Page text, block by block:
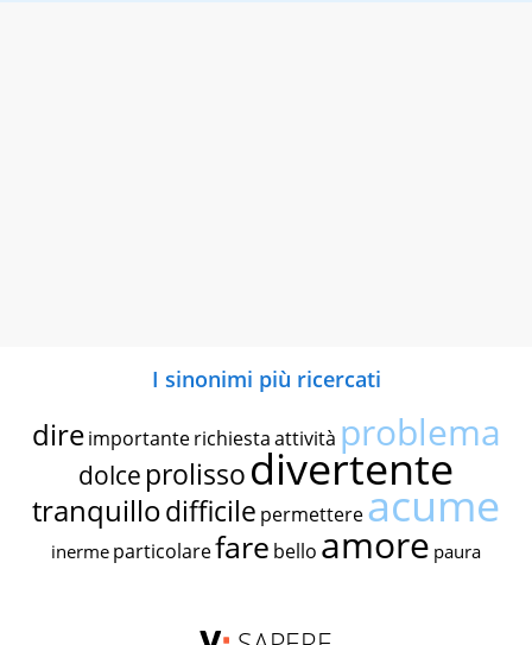
I sinonimi più ricercati
dire importante richiestaattività problema
dolce prolissodivertente
tranquillodifficile permettereacume
inerme particolarefare bello amore paura